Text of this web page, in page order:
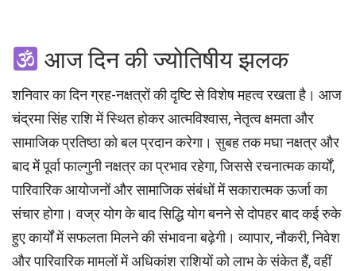
आज दिन की ज्योतिषीय झलक
शनिवार का दिन ग्रह-नक्षत्रों की दृष्टि से विशेष महत्व रखता है। आज
चंद्रमा सिंह राशि में स्थित होकर आत्मविश्वास, नेतृत्व क्षमता और
सामाजिक प्रतिष्ठा को बल प्रदान करेगा। सुबह तक मघा नक्षत्र और
बाद में पूर्वा फाल्गुनी नक्षत्र का प्रभाव रहेगा, जिससे रचनात्मक कार्यों,
पारिवारिक आयोजनों और सामाजिक संबंधों में सकारात्मक ऊर्जा का
संचार होगा। वज्र योग के बाद सिद्धि योग बनने से दोपहर बाद कई रुके
हुए कार्यों में सफलता मिलने की संभावना बढ़ेगी। व्यापार, नौकरी, निवेश
और पारिवारिक मामलों में अधिकांश राशियों को लाभ के संकेत हैं, वहीं